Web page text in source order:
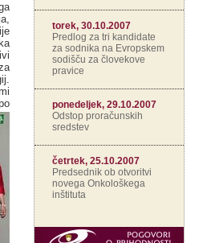
torek, 30.10.2007
Predlog za tri kandidate
za sodnika na Evropskem
sodišču za človekove
pravice
ponedeljek, 29.10.2007
Odstop proračunskih
sredstev
četrtek, 25.10.2007
Predsednik ob otvoritvi
novega Onkološkega
inštituta